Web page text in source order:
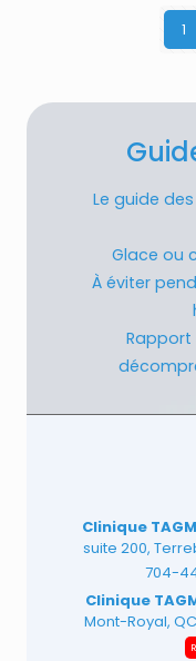
1
Le guide
Glace ou
À éviter
Rapport
Clinique
suite 200,
704-
Clinique
Mont-Royal,